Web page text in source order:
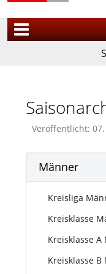
Veröffentlicht: 07.
Männer
Kreisliga
Kreisklasse
Kreisklasse A
Kreisklasse B